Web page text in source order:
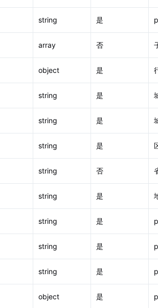
string 是
array 否
object 是
string 是
string 是
string 是
string 否
string 是
string 是
string 是
string 是
object 是